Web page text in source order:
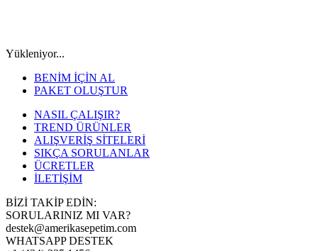
Yükleniyor...
BENİM İÇİN AL
PAKET OLUŞTUR
NASIL ÇALIŞIR?
TREND ÜRÜNLER
ALIŞVERİŞ SİTELERİ
SIKÇA SORULANLAR
ÜCRETLER
İLETİŞİM
BİZİ TAKİP EDİN:
SORULARINIZ MI VAR?
destek@amerikasepetim.com
WHATSAPP DESTEK